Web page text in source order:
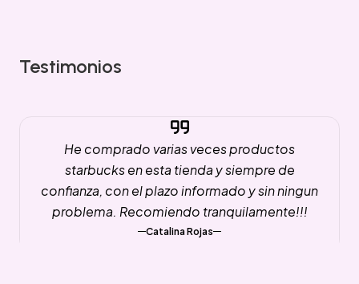
Testimonios
He comprado varias veces productos
starbucks en esta tienda y siempre de
confianza, con el plazo informado y sin ningun
problema. Recomiendo tranquilamente!!!
Catalina Rojas